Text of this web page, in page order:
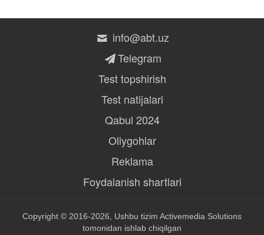
info@abt.uz
Telegram
Test topshirish
Test natijalari
Qabul 2024
Oliygohlar
Reklama
Foydalanish shartlari
Copyright © 2016-2026, Ushbu tizim Activemedia Solutions
tomonidan ishlab chiqilgan